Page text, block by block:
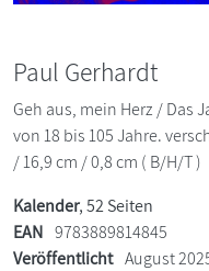
Paul Gerhardt
Geh aus, mein Herz / Das
von 18 bis 105 Jahre.
/ 16,9 cm / 0,8 cm ( B/H/T )
Kalender, 52 Seiten
EAN 9783889814845
Veröffentlicht August